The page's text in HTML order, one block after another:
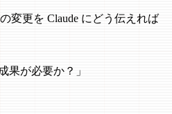
の変更を Claude にどう伝えれば
果が必要か？」